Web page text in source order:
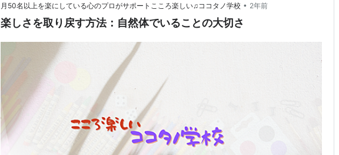
月50名以上を楽にしている心のプロがサポートこころ楽しい♫ココタノ学校 • 2年前
楽しさを取り戻す方法：自然体でいることの大切さ